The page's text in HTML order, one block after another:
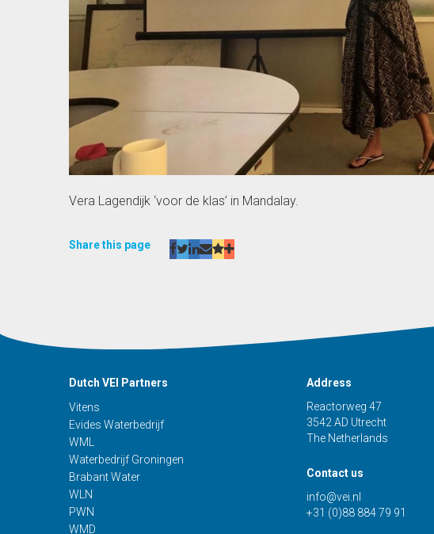
Vera Lagendijk ‘voor de klas’ in Mandalay.
Share this page
Dutch VEI Partners
Vitens
Evides Waterbedrijf
WML
Waterbedrijf Groningen
Brabant Water
WLN
PWN
WMD
Address
Reactorweg 47
3542 AD Utrecht
The Netherlands
Contact us
info@vei.nl
+31 (0)88 884 79 91